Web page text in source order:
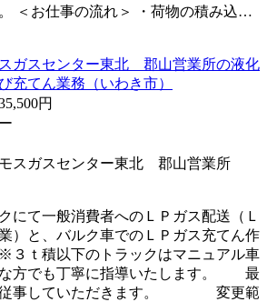
＜お仕事の流れ＞ ・荷物の積み込…
ガスセンター東北 郡山営業所の液化
充てん業務（いわき市）
円
スガスセンター東北 郡山営業所
にて一般消費者へのＬＰガス配送（Ｌ
）と、バルク車でのＬＰガス充てん作
ｔ積以下のトラックはマニュアル車
でも丁寧に指導いたします。 最
従事していただきます。 変更範